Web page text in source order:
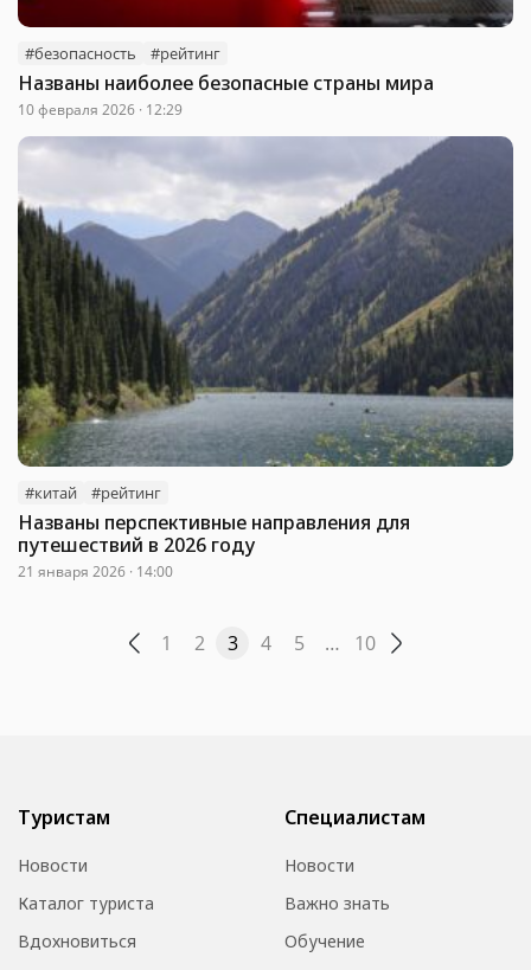
#безопасность #рейтинг
Названы наиболее безопасные страны мира
10 февраля 2026 · 12:29
#китай #рейтинг
Названы перспективные направления для
путешествий в 2026 году
21 января 2026 · 14:00
1 2 3 4 5 … 10
Туристам
Новости
Каталог туриста
Вдохновиться
Специалистам
Новости
Важно знать
Обучение